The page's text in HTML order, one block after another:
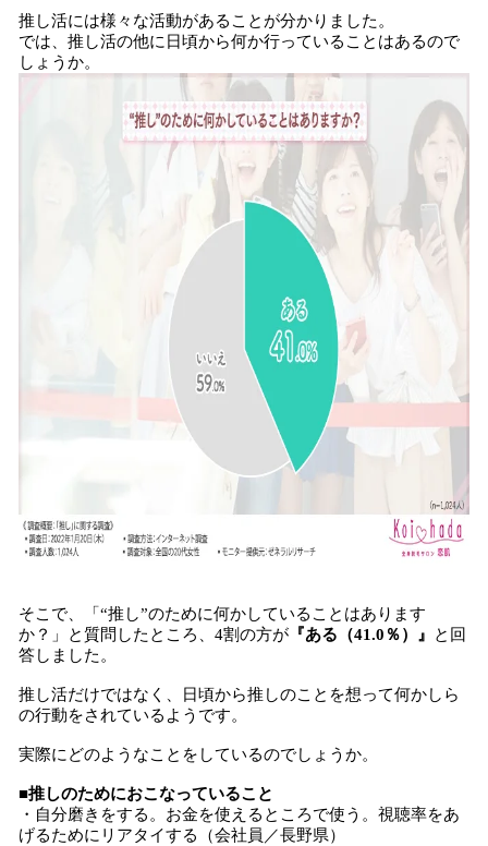
推し活には様々な活動があることが分かりました。
では、推し活の他に日頃から何か行っていることはあるので
しょうか。
そこで、「“推し”のために何かしていることはあります
か？」と質問したところ、4割の方が 『ある（41.0％）』
と回
答しました。
推し活だけではなく、日頃から推しのことを想って何かしら
の行動をされているようです。
実際にどのようなことをしているのでしょうか。
■推しのためにおこなっていること
・自分磨きをする。お金を使えるところで使う。視聴率をあ
げるためにリアタイする（会社員／長野県）